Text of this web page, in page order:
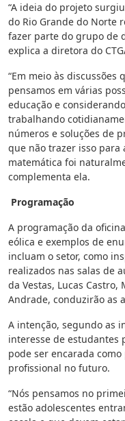
“A ideia do projeto
do Rio Grande do Norte
fazer parte do grupo de
explica a diretora do
“Em meio às
pensamos em várias
educação e
trabalhando
números e soluções de
que não trazer isso para
matemática foi
complementa ela.
Programação
A programação da
eólica e exemplos de
incluam o setor, como
realizados nas salas de
da Vestas, Lucas Castro,
Andrade, conduzirão as
A intenção, segundo as
interesse de estudantes
pode ser encarada
profissional no futuro.
“Nós pensamos no
estão adolescentes